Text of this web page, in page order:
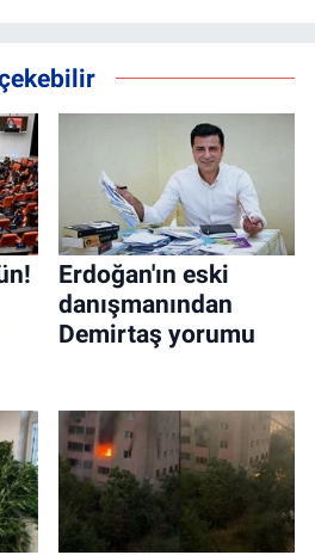
Erdoğan'ın eski
danışmanından
Demirtaş yorumu